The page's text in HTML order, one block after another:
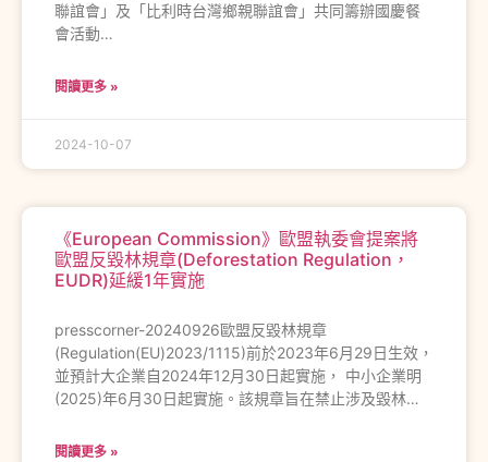
聯誼會」及「比利時台灣鄉親聯誼會」共同籌辦國慶餐
會活動…
閱讀更多 »
2024-10-07
《European Commission》歐盟執委會提案將
歐盟反毀林規章(Deforestation Regulation，
EUDR)延緩1年實施
presscorner-20240926歐盟反毀林規章
(Regulation(EU)2023/1115)前於2023年6月29日生效，
並預計大企業自2024年12月30日起實施， 中小企業明
(2025)年6月30日起實施。該規章旨在禁止涉及毀林…
閱讀更多 »